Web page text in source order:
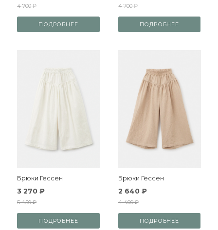
4 700 ₽
ПОДРОБНЕЕ
4 700 ₽
ПОДРОБНЕЕ
Брюки Гессен
3 270 ₽
5 450 ₽
ПОДРОБНЕЕ
Брюки Гессен
2 640 ₽
4 400 ₽
ПОДРОБНЕЕ